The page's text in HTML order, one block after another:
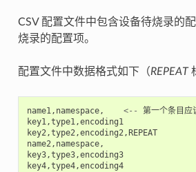
CSV 配置文件中包含设备待烧录的
烧录的配置项。
配置文件中数据格式如下（REPEAT
name1, namespace, <-- 第一个条目应
key1,type1,encoding1
key2,type2,encoding2, REPEAT
name2, namespace,
key3,type3,encoding3
key4,type4,encoding4